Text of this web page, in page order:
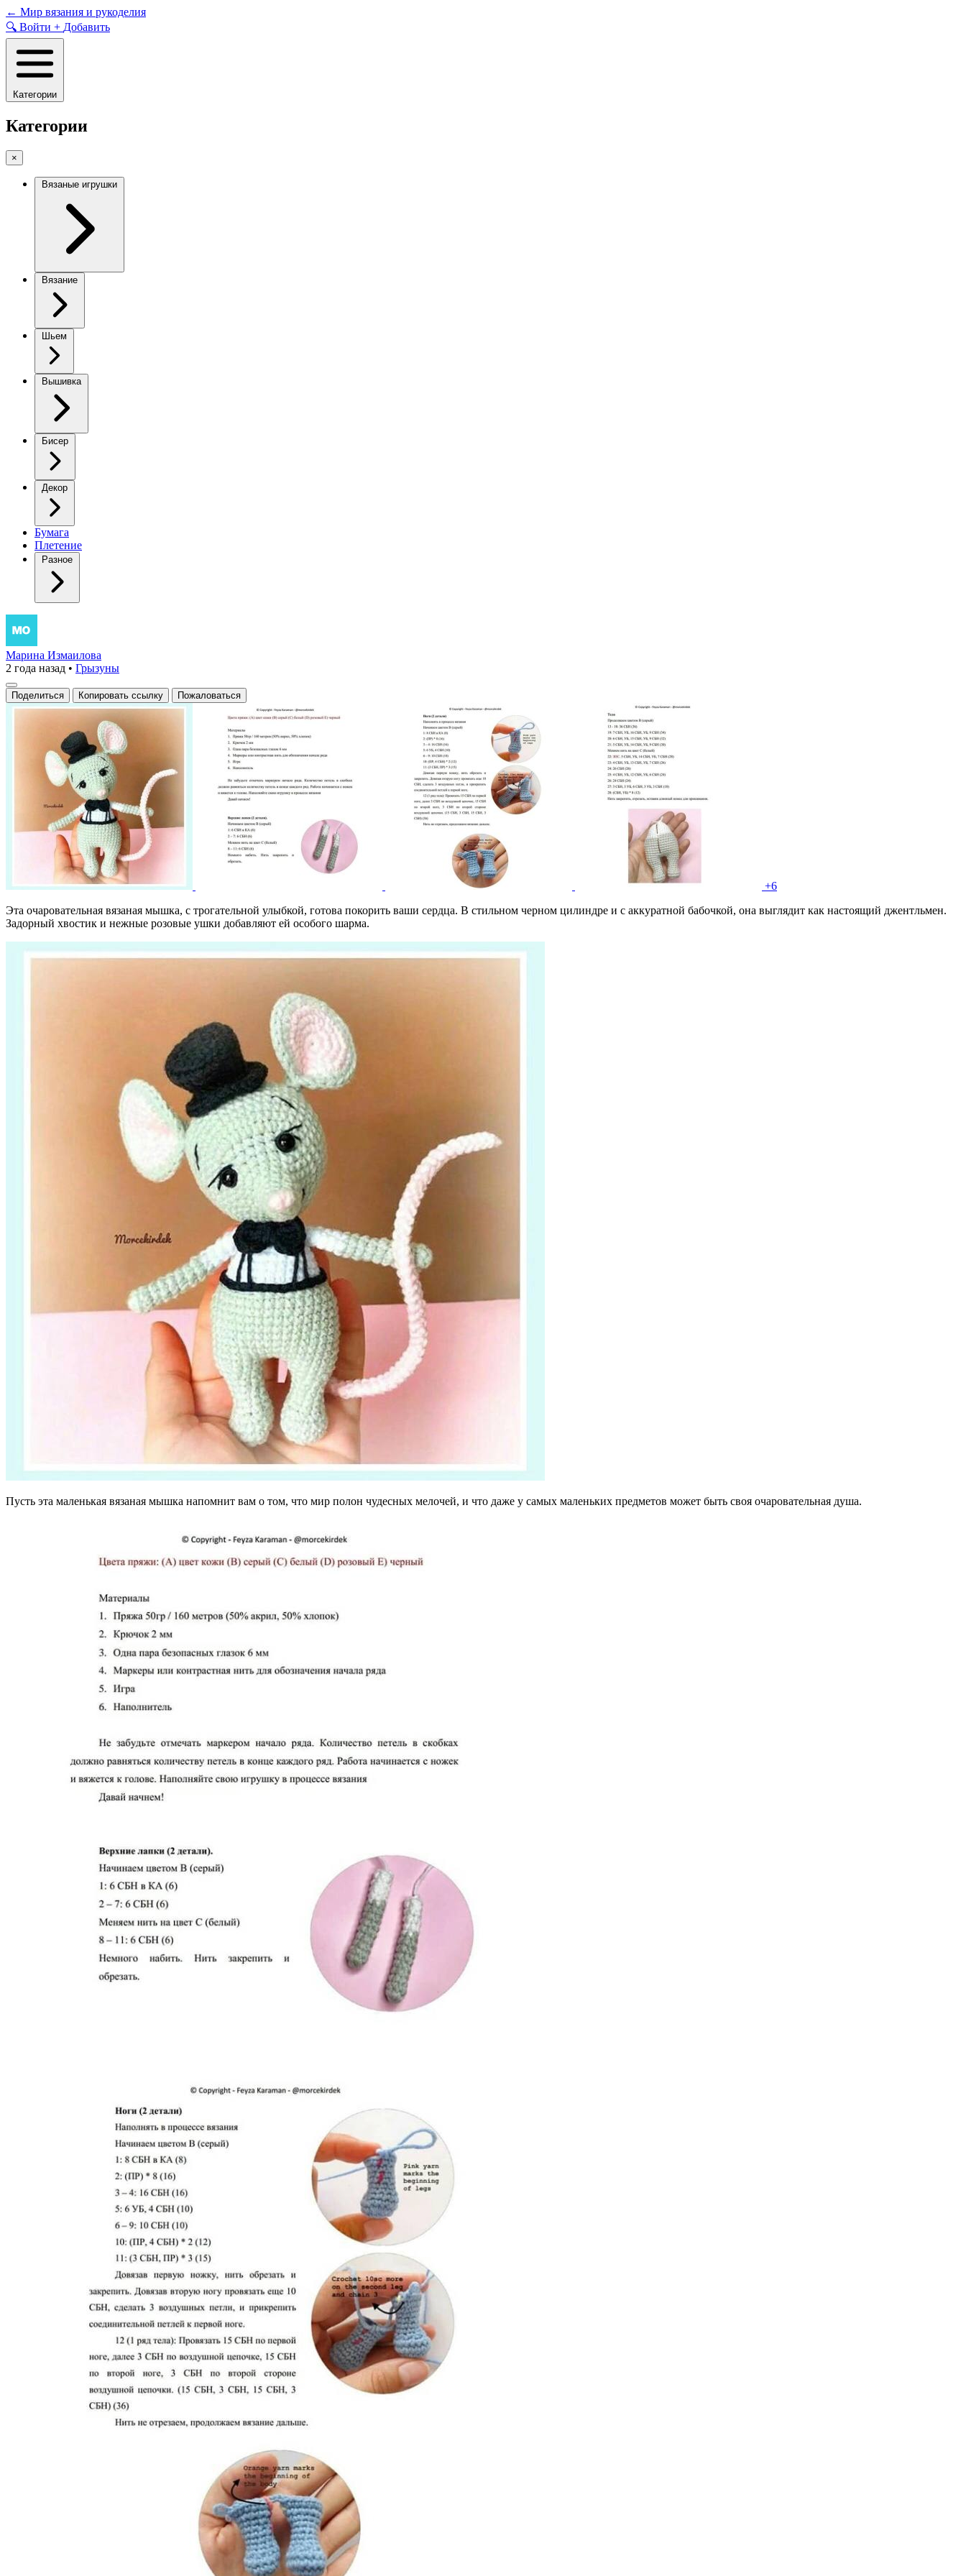
Skip
to
content
← Мир вязания и рукоделия
🔍 Войти + Добавить
Категории
Категории
×
Вязаные игрушки
Вязание
Шьем
Вышивка
Бисер
Декор
Бумага
Плетение
Разное
Мышка
в
смокинге:
маленький
джентльмен
Марина Измаилова
2 года назад • Грызуны
Поделиться Копировать ссылку Пожаловаться
+6
Эта очаровательная вязаная мышка, с трогательной улыбкой, готова покорить ваши сердца. В стильном черном цилиндре и с аккуратной бабочкой, она выглядит как настоящий джентльмен.
Задорный хвостик и нежные розовые ушки добавляют ей особого шарма.
Пусть эта маленькая вязаная мышка напомнит вам о том, что мир полон чудесных мелочей, и что даже у самых маленьких предметов может быть своя очаровательная душа.